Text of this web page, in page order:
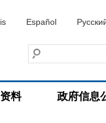
Español
资料 政府信息